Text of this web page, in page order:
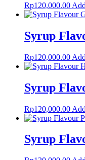
Rp120,000.00
Syrup
Rp120,000.00
Syrup
Rp120,000.00
Syrup